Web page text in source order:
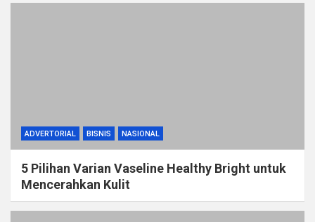
ADVERTORIAL BISNIS NASIONAL
5 Pilihan Varian Vaseline Healthy Bright untuk
Mencerahkan Kulit